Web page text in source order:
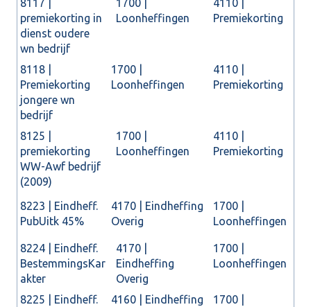
8117 |
premiekorting in
dienst oudere
wn bedrijf
1700 |
Loonheffingen
4110 |
Premiekorting
8118 |
Premiekorting
jongere wn
bedrijf
1700 |
Loonheffingen
4110 |
Premiekorting
8125 |
premiekorting
WW-Awf bedrijf
(2009)
1700 |
Loonheffingen
4110 |
Premiekorting
8223 | Eindheff.
PubUitk 45%
4170 | Eindheffing
Overig
1700 |
Loonheffingen
8224 | Eindheff.
BestemmingsKar
akter
4170 |
Eindheffing
Overig
1700 |
Loonheffingen
8225 | Eindheff.
4160 | Eindheffing
1700 |